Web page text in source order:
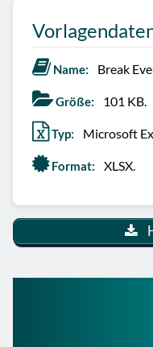
Name: Break
Größe: 101 KB.
Typ: Microsoft
Format: XLSX.